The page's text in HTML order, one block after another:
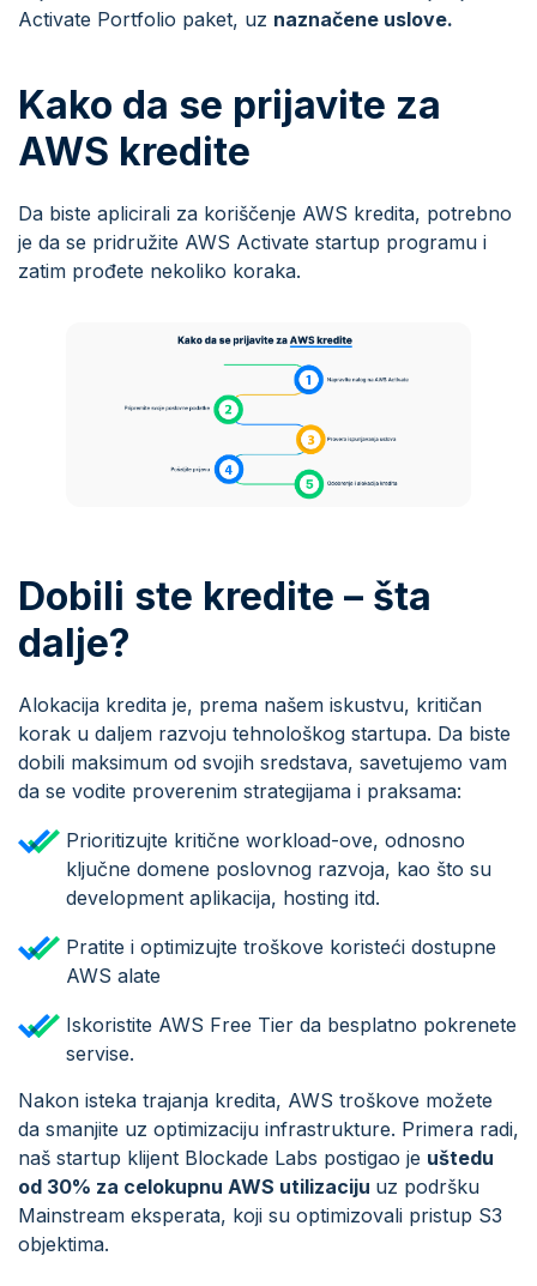
Activate Portfolio paket, uz naznačene uslove.
Kako da se prijavite za
AWS kredite
Da biste aplicirali za koriščenje AWS kredita, potrebno
je da se pridružite AWS Activate startup programu i
zatim prođete nekoliko koraka.
Dobili ste kredite – šta
dalje?
Alokacija kredita je, prema našem iskustvu, kritičan
korak u daljem razvoju tehnološkog startupa. Da biste
dobili maksimum od svojih sredstava, savetujemo vam
da se vodite proverenim strategijama i praksama:
Prioritizujte kritične workload-ove, odnosno
ključne domene poslovnog razvoja, kao što su
development aplikacija, hosting itd.
Pratite i optimizujte troškove koristeći dostupne
AWS alate
Iskoristite AWS Free Tier da besplatno pokrenete
servise.
Nakon isteka trajanja kredita, AWS troškove možete
da smanjite uz optimizaciju infrastrukture. Primera radi,
naš startup klijent Blockade Labs postigao je uštedu
od 30% za celokupnu AWS utilizaciju uz podršku
Mainstream eksperata, koji su optimizovali pristup S3
objektima.